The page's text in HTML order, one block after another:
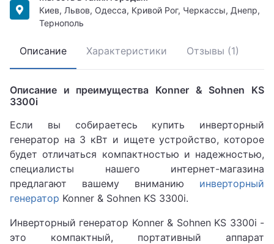
Киев, Львов, Одесса, Кривой Рог, Черкассы, Днепр,
Тернополь
Описание Характеристики Отзывы (1)
Описание и преимущества Konner & Sohnen KS
3300i
Если вы собираетесь купить инверторный
генератор на 3 кВт и ищете устройство, которое
будет отличаться компактностью и надежностью,
специалисты нашего интернет-магазина
предлагают вашему вниманию инверторный
генератор Konner & Sohnen KS 3300i.
Инверторный генератор Konner & Sohnen KS 3300i -
это компактный, портативный аппарат